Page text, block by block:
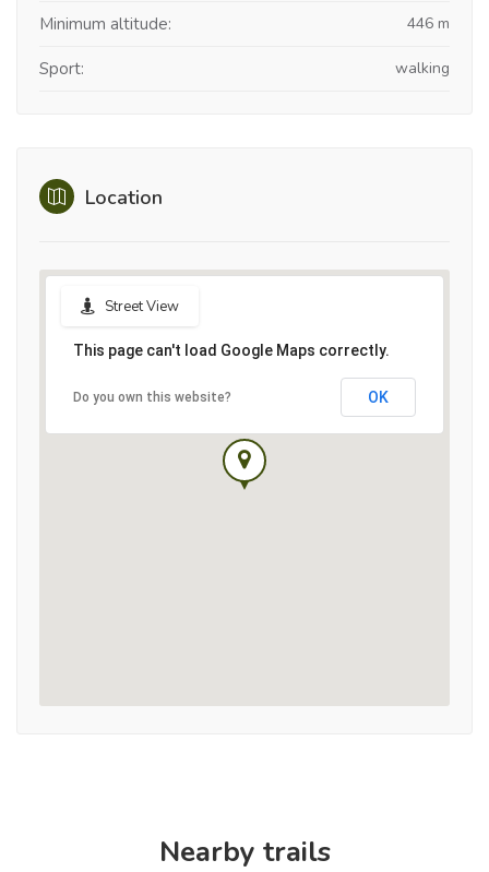
Minimum altitude: 446 m
Sport: walking
Location
This page can't load Google Maps correctly.
Do you own this website? OK
Street View
Nearby trails